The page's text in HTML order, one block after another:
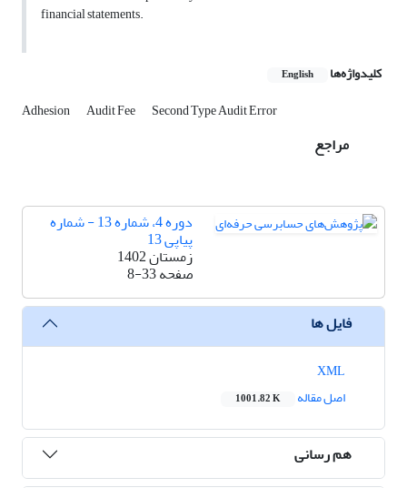
financial statements.
کلیدواژه‌ها English
Adhesion Audit Fee Second Type Audit Error
مراجع
دوره 4، شماره 13 - شماره
پیاپی 13
زمستان 1402
صفحه8-33
فایل ها
اصل مقاله
1001.82 K
هم رسانی